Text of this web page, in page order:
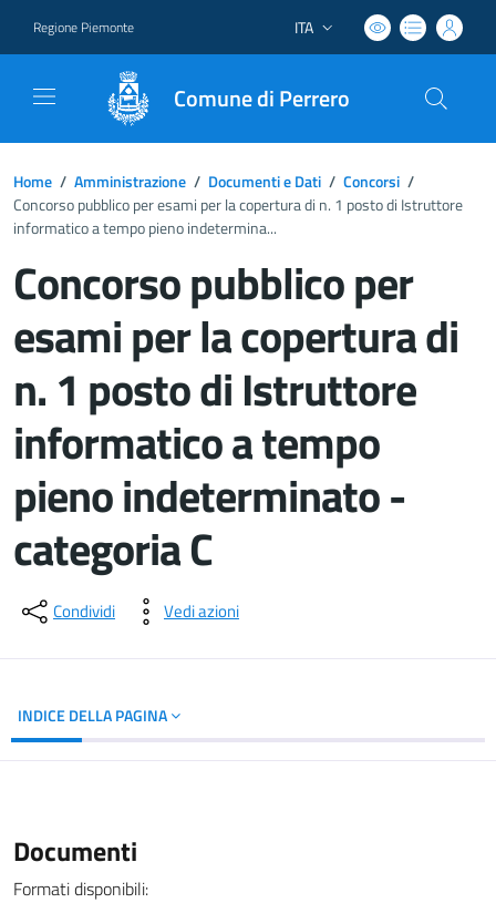
Regione Piemonte Lingua attiva:
ITA
Comune di Perrero
Home / Amministrazione / Documenti e Dati / Concorsi /
Concorso pubblico per esami per la copertura di n. 1 posto di Istruttore
informatico a tempo pieno indetermina...
Concorso pubblico per
esami per la copertura di
n. 1 posto di Istruttore
informatico a tempo
pieno indeterminato -
categoria C
Dettagli del documento
Condividi Vedi azioni
INDICE DELLA PAGINA
Documenti
Formati disponibili: